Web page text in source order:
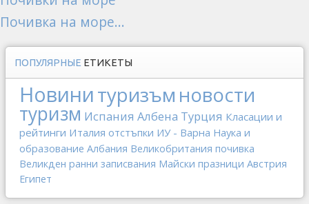
Почивка на море...
ПОПУЛЯРНЫЕ ЕТИКЕТЫ
Новинитуризъм новости
туризм Испания Албена Турция Класации и
рейтинги Италия отстъпки ИУ - Варна Наука и
образование Албания Великобритания почивка
Великден ранни записвания Майски празници Австрия
Египет